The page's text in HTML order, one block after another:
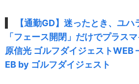
【通勤GD】迷ったとき、ユ
「フェース開閉」だけでプラス
原信光 ゴルフダイジェストWEB
EB by ゴルフダイジェスト